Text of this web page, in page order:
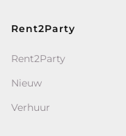
Rent2Party
Rent2Party
Nieuw
Verhuur